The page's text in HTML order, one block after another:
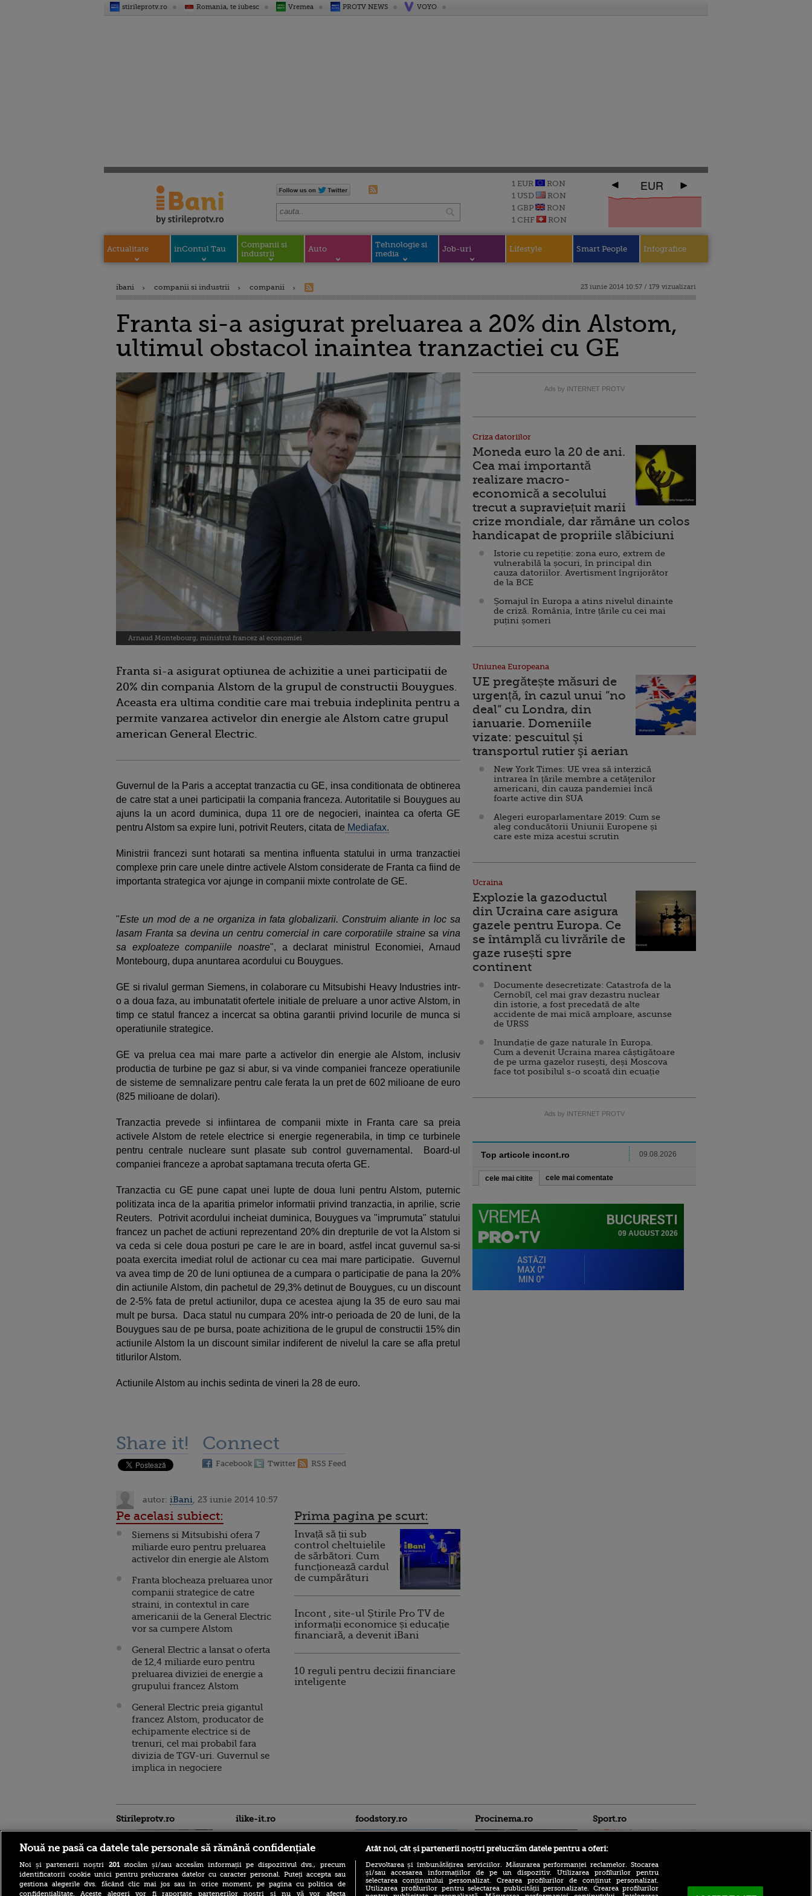
stirileprotv.ro Romania, te iubesc Vremea PROTV NEWS VOYO
1 EUR
RON
1 USD
RON
1 GBP
RON
1 CHF
RON
EUR
Actualitate inContul Tau
Companii si
industrii
Auto
Tehnologie si
media
Job-uri Lifestyle Smart People Infografice
ibani companii si industrii companii 23 iunie 2014 10:57 / 179 vizualizari
Franta si-a asigurat preluarea a 20% din Alstom,
ultimul obstacol inaintea tranzactiei cu GE
Arnaud Montebourg, ministrul francez al economiei
Franta si-a asigurat optiunea de achizitie a unei participatii de
20% din compania Alstom de la grupul de constructii Bouygues.
Aceasta era ultima conditie care mai trebuia indeplinita pentru a
permite vanzarea activelor din energie ale Alstom catre grupul
american General Electric.
Guvernul de la Paris a acceptat tranzactia cu GE, insa conditionata de obtinerea
de catre stat a unei participatii la compania franceza. Autoritatile si Bouygues au
ajuns la un acord duminica, dupa 11 ore de negocieri, inaintea ca oferta GE
pentru Alstom sa expire luni, potrivit Reuters, citata de Mediafax.
Ministrii francezi sunt hotarati sa mentina influenta statului in urma tranzactiei
complexe prin care unele dintre activele Alstom considerate de Franta ca fiind de
importanta strategica vor ajunge in companii mixte controlate de GE.
"Este un mod de a ne organiza in fata globalizarii. Construim aliante in loc sa
lasam Franta sa devina un centru comercial in care corporatiile straine sa vina
sa exploateze companiile noastre", a declarat ministrul Economiei, Arnaud
Montebourg, dupa anuntarea acordului cu Bouygues.
GE si rivalul german Siemens, in colaborare cu Mitsubishi Heavy Industries intr-
o a doua faza, au imbunatatit ofertele initiale de preluare a unor active Alstom, in
timp ce statul francez a incercat sa obtina garantii privind locurile de munca si
operatiunile strategice.
GE va prelua cea mai mare parte a activelor din energie ale Alstom, inclusiv
productia de turbine pe gaz si abur, si va vinde companiei franceze operatiunile
de sisteme de semnalizare pentru cale ferata la un pret de 602 milioane de euro
(825 milioane de dolari).
Tranzactia prevede si infiintarea de companii mixte in Franta care sa preia
activele Alstom de retele electrice si energie regenerabila, in timp ce turbinele
pentru centrale nucleare sunt plasate sub control guvernamental. Board-ul
companiei franceze a aprobat saptamana trecuta oferta GE.
Tranzactia cu GE pune capat unei lupte de doua luni pentru Alstom, puternic
politizata inca de la aparitia primelor informatii privind tranzactia, in aprilie, scrie
Reuters. Potrivit acordului incheiat duminica, Bouygues va "imprumuta" statului
francez un pachet de actiuni reprezentand 20% din drepturile de vot la Alstom si
va ceda si cele doua posturi pe care le are in board, astfel incat guvernul sa-si
poata exercita imediat rolul de actionar cu cea mai mare participatie. Guvernul
va avea timp de 20 de luni optiunea de a cumpara o participatie de pana la 20%
din actiunile Alstom, din pachetul de 29,3% detinut de Bouygues, cu un discount
de 2-5% fata de pretul actiunilor, dupa ce acestea ajung la 35 de euro sau mai
mult pe bursa. Daca statul nu cumpara 20% intr-o perioada de 20 de luni, de la
Bouygues sau de pe bursa, poate achizitiona de le grupul de constructii 15% din
actiunile Alstom la un discount similar indiferent de nivelul la care se afla pretul
titlurilor Alstom.
Actiunile Alstom au inchis sedinta de vineri la 28 de euro.
Share it! Connect
Facebook Twitter RSS Feed
autor: iBani , 23 iunie 2014 10:57
Pe acelasi subiect:
Siemens si Mitsubishi ofera 7
miliarde euro pentru preluarea
activelor din energie ale Alstom
Franta blocheaza preluarea unor
companii strategice de catre
straini, in contextul in care
americanii de la General Electric
vor sa cumpere Alstom
General Electric a lansat o oferta
de 12,4 miliarde euro pentru
preluarea diviziei de energie a
grupului francez Alstom
General Electric preia gigantul
francez Alstom, producator de
echipamente electrice si de
trenuri, cel mai probabil fara
divizia de TGV-uri. Guvernul se
implica in negociere
Prima pagina pe scurt:
Invață să ții sub
control cheltuielile
de sărbători. Cum
funcționează cardul
de cumpărături
Incont , site-ul Știrile Pro TV de
informații economice și educație
financiară, a devenit iBani
10 reguli pentru decizii financiare
inteligente
Ads by INTERNET PROTV
Criza datoriilor
Moneda euro la 20 de ani.
Cea mai importantă
realizare macro-
economică a secolului
trecut a supraviețuit marii
crize mondiale, dar rămâne un colos
handicapat de propriile slăbiciuni
Istorie cu repetiție: zona euro, extrem de
vulnerabilă la șocuri, în principal din
cauza datoriilor. Avertisment îngrijorător
de la BCE
Șomajul în Europa a atins nivelul dinainte
de criză. România, între țările cu cei mai
puțini șomeri
Uniunea Europeana
UE pregătește măsuri de
urgență, în cazul unui ”no
deal” cu Londra, din
ianuarie. Domeniile
vizate: pescuitul şi
transportul rutier şi aerian
New York Times: UE vrea să interzică
intrarea în țările membre a cetăţenilor
americani, din cauza pandemiei încă
foarte active din SUA
Alegeri europarlamentare 2019: Cum se
aleg conducătorii Uniunii Europene și
care este miza acestui scrutin
Ucraina
Explozie la gazoductul
din Ucraina care asigura
gazele pentru Europa. Ce
se întâmplă cu livrările de
gaze rusești spre
continent
Documente desecretizate: Catastrofa de la
Cernobîl, cel mai grav dezastru nuclear
din istorie, a fost precedată de alte
accidente de mai mică amploare, ascunse
de URSS
Inundație de gaze naturale în Europa.
Cum a devenit Ucraina marea câștigătoare
de pe urma gazelor rusești, deși Moscova
face tot posibilul s-o scoată din ecuație
Ads by INTERNET PROTV
Top articole incont.ro 09.08.2026
cele mai citite cele mai comentate
Stirileprotv.ro ilike-it.ro foodstory.ro Procinema.ro Sport.ro
Nouă ne pasă ca datele tale personale să rămână confidențiale
Noi și partenerii noștri 201stocăm și/sau accesăm informații pe dispozitivul dvs., precum
identificatorii cookie unici pentru prelucrarea datelor cu caracter personal. Puteți accepta sau
gestiona alegerile dvs. făcând clic mai jos sau în orice moment, pe pagina cu politica de
confidențialitate. Aceste alegeri vor fi raportate partenerilor noștri și nu vă vor afecta
Atât noi, cât și partenerii noștri prelucrăm datele pentru a oferi:
Dezvoltarea și îmbunătățirea serviciilor. Măsurarea performanței reclamelor. Stocarea
și/sau accesarea informațiilor de pe un dispozitiv. Utilizarea profilurilor pentru
selectarea conținutului personalizat. Crearea profilurilor de conținut personalizat.
Utilizarea profilurilor pentru selectarea publicității personalizate. Crearea profilurilor